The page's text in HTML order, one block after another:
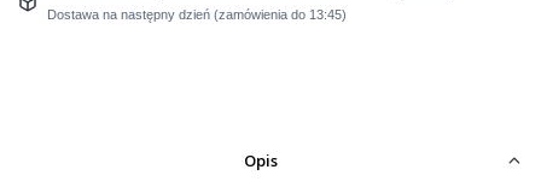
Dostawa na następny dzień (zamówienia do 13:45)
Opis